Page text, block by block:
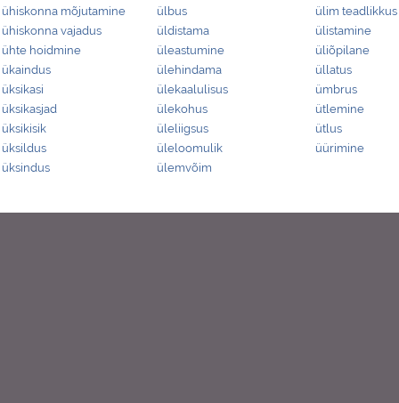
ühiskonna mõjutamine
ühiskonna vajadus
ühte hoidmine
ükaindus
üksikasi
üksikasjad
üksikisik
üksildus
üksindus
ülbus
üldistama
üleastumine
ülehindama
ülekaalulisus
ülekohus
üleliigsus
üleloomulik
ülemvõim
ülim teadlikkus
ülistamine
üliõpilane
üllatus
ümbrus
ütlemine
ütlus
üürimine